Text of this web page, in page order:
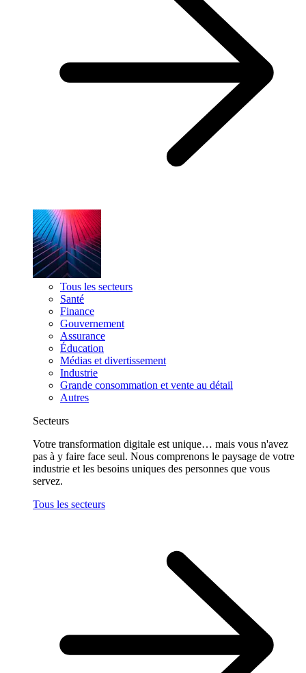
Tous les secteurs
Santé
Finance
Gouvernement
Assurance
Éducation
Médias et divertissement
Industrie
Grande consommation et vente au détail
Autres
Secteurs
Votre transformation digitale est unique… mais vous n'avez
pas à y faire face seul. Nous comprenons le paysage de votre
industrie et les besoins uniques des personnes que vous
servez.
Tous les secteurs